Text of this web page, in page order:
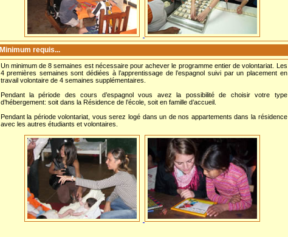
Minimum requis...
Un minimum de 8 semaines est nécessaire pour achever le programme entier de volontariat. Les
4 premières semaines sont dédiées à l’apprentissage de l’espagnol suivi par un placement en
travail volontaire de 4 semaines supplémentaires.
Pendant la période des cours d’espagnol vous avez la possibilité de choisir votre type
d’hébergement: soit dans la Résidence de l’école, soit en famille d’accueil.
Pendant la période volontariat, vous serez logé dans un de nos appartements dans la résidence
avec les autres étudiants et volontaires.